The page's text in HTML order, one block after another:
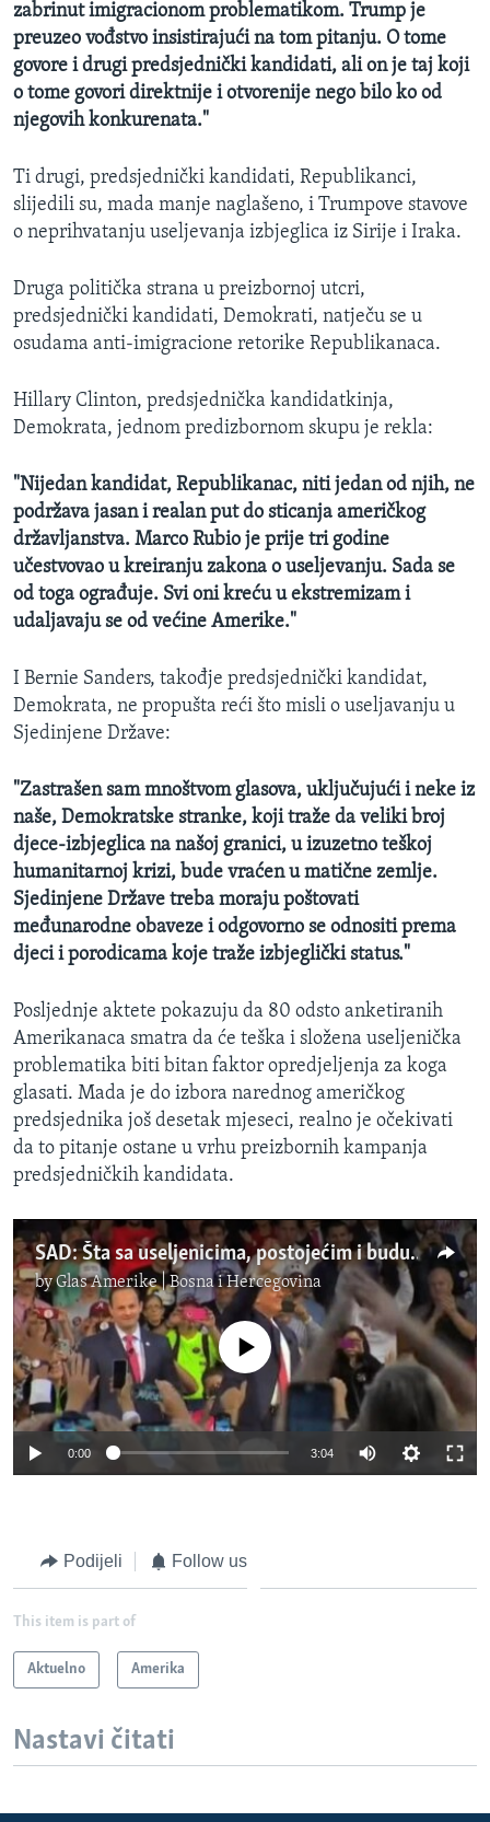
zabrinut imigracionom problematikom. Trump je
preuzeo vođstvo insistirajući na tom pitanju. O tome
govore i drugi predsjednički kandidati, ali on je taj koji
o tome govori direktnije i otvorenije nego bilo ko od
njegovih konkurenata."
Ti drugi, predsjednički kandidati, Republikanci,
slijedili su, mada manje naglašeno, i Trumpove stavove
o neprihvatanju useljevanja izbjeglica iz Sirije i Iraka.
Druga politička strana u preizbornoj utcri,
predsjednički kandidati, Demokrati, natječu se u
osudama anti-imigracione retorike Republikanaca.
Hillary Clinton, predsjednička kandidatkinja,
Demokrata, jednom predizbornom skupu je rekla:
"Nijedan kandidat, Republikanac, niti jedan od njih, ne
podržava jasan i realan put do sticanja američkog
državljanstva. Marco Rubio je prije tri godine
učestvovao u kreiranju zakona o useljevanju. Sada se
od toga ograđuje. Svi oni kreću u ekstremizam i
udaljavaju se od većine Amerike."
I Bernie Sanders, takođje predsjednički kandidat,
Demokrata, ne propušta reći što misli o useljavanju u
Sjedinjene Države:
"Zastrašen sam mnoštvom glasova, uključujući i neke iz
naše, Demokratske stranke, koji traže da veliki broj
djece-izbjeglica na našoj granici, u izuzetno teškoj
humanitarnoj krizi, bude vraćen u matične zemlje.
Sjedinjene Države treba moraju poštovati
međunarodne obaveze i odgovorno se odnositi prema
djeci i porodicama koje traže izbjeglički status."
Posljednje aktete pokazuju da 80 odsto anketiranih
Amerikanaca smatra da će teška i složena useljenička
problematika biti bitan faktor opredjeljenja za koga
glasati. Mada je do izbora narednog američkog
predsjednika još desetak mjeseci, realno je očekivati
da to pitanje ostane u vrhu preizbornih kampanja
predsjedničkih kandidata.
SAD: Šta sa useljenicima, postojećim i budućim?!
byGlas Amerike | Bosna i Hercegovina
No media source currently available
0:00 3:04
Podijeli Follow us
This item is part of
Aktuelno Amerika
Nastavi čitati